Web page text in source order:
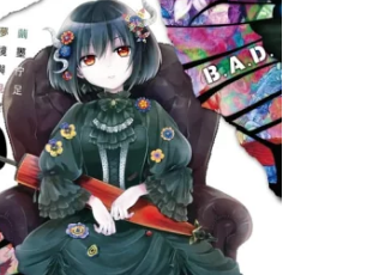
美食蛋糕 養生保健 民生用品
3C家電 運動休閒 親子玩具
男裝 化妝保養